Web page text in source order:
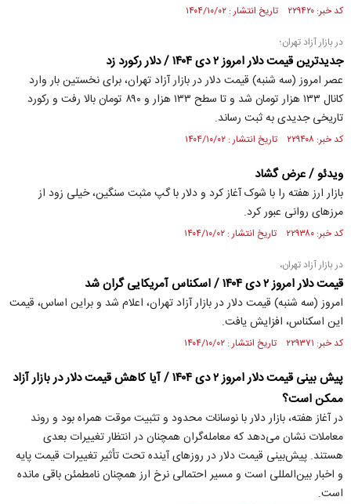
کد خبر: ۲۲۹۴۲۰ تاریخ انتشار : ۱۴۰۴/۱۰/۰۲
در بازار آزاد تهران؛
جدیدترین قیمت دلار امروز ۲ دی ۱۴۰۴ / دلار رکورد زد
عصر امروز (سه شنبه) قیمت دلار در بازار آزاد تهران، برای نخستین بار وارد
کانال ۱۳۳ هزار تومان شد و تا سطح ۱۳۳ هزار و ۸۹۰ تومان بالا رفت و رکورد
تاریخی جدیدی به ثبت رساند.
کد خبر: ۲۲۹۴۰۸ تاریخ انتشار : ۱۴۰۴/۱۰/۰۲
ویدئو / عرض گشاد
بازار ارز هفته را با شوک آغاز کرد و دلار با گپ مثبت سنگین، خیلی زود از
مرز‌های روانی عبور کرد.
کد خبر: ۲۲۹۳۸۰ تاریخ انتشار : ۱۴۰۴/۱۰/۰۲
در بازار آزاد تهران،
قیمت دلار امروز ۲ دی ۱۴۰۴ / اسکناس آمریکایی گران شد
امروز (سه شنبه) قیمت دلار در بازار آزاد تهران، اعلام شد و براین اساس، قیمت
این اسکناس، افزایش یافت.
کد خبر: ۲۲۹۳۷۱ تاریخ انتشار : ۱۴۰۴/۱۰/۰۲
پیش بینی قیمت دلار امروز ۲ دی ۱۴۰۴ / آیا کاهش قیمت دلار در بازار آزاد
ممکن است؟
در آغاز هفته، بازار دلار با نوسانات محدود و تثبیت موقت همراه بود و روند
معاملات نشان می‌دهد که معامله‌گران همچنان در انتظار تغییرات بعدی
هستند. پیش‌بینی قیمت دلار در روزهای آینده تحت تأثیر تغییرات قیمت پایه
و اخبار بین‌المللی است و مسیر احتمالی نرخ ارز همچنان نامطمئن باقی مانده
است.